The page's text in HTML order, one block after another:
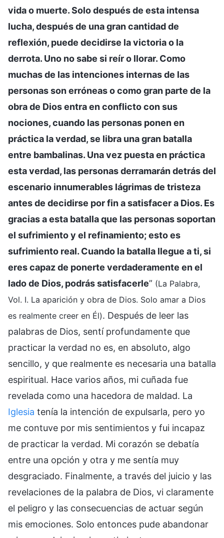
vida o muerte. Solo después de esta intensa
lucha, después de una gran cantidad de
reflexión, puede decidirse la victoria o la
derrota. Uno no sabe si reír o llorar. Como
muchas de las intenciones internas de las
personas son erróneas o como gran parte de la
obra de Dios entra en conflicto con sus
nociones, cuando las personas ponen en
práctica la verdad, se libra una gran batalla
entre bambalinas. Una vez puesta en práctica
esta verdad, las personas derramarán detrás del
escenario innumerables lágrimas de tristeza
antes de decidirse por fin a satisfacer a Dios. Es
gracias a esta batalla que las personas soportan
el sufrimiento y el refinamiento; esto es
sufrimiento real. Cuando la batalla llegue a ti, si
eres capaz de ponerte verdaderamente en el
lado de Dios, podrás satisfacerle” (La Palabra,
Vol. I. La aparición y obra de Dios. Solo amar a Dios
es realmente creer en Él). Después de leer las
palabras de Dios, sentí profundamente que
practicar la verdad no es, en absoluto, algo
sencillo, y que realmente es necesaria una batalla
espiritual. Hace varios años, mi cuñada fue
revelada como una hacedora de maldad. La
Iglesia tenía la intención de expulsarla, pero yo
me contuve por mis sentimientos y fui incapaz
de practicar la verdad. Mi corazón se debatía
entre una opción y otra y me sentía muy
desgraciado. Finalmente, a través del juicio y las
revelaciones de la palabra de Dios, vi claramente
el peligro y las consecuencias de actuar según
mis emociones. Solo entonces pude abandonar